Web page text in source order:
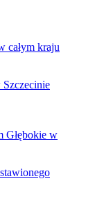
całym kraju
Głębokie w